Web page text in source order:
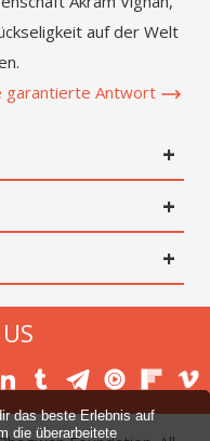
das beste Erlebnis auf
die überarbeitete
auf der Welt
garantierte Antwort